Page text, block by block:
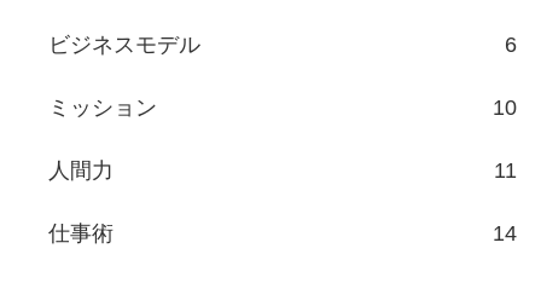
ビジネスモデル 6
ミッション 10
人間力 11
仕事術 14